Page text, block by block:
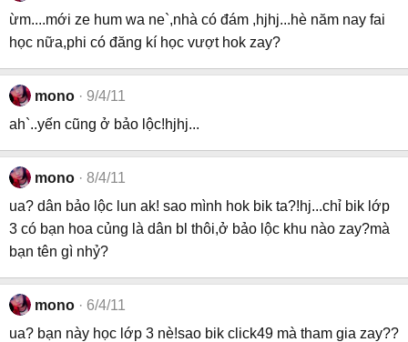
ừm....mới ze hum wa ne`,nhà có đám ,hjhj...hè năm nay fai
học nữa,phi có đăng kí học vượt hok zay?
mono
9/4/11
ah`..yến cũng ở bảo lộc!hjhj...
mono
8/4/11
ua? dân bảo lộc lun ak! sao mình hok bik ta?!hj...chỉ bik lớp
3 có bạn hoa củng là dân bl thôi,ở bảo lộc khu nào zay?mà
bạn tên gì nhỷ?
mono
6/4/11
ua? bạn này học lớp 3 nè!sao bik click49 mà tham gia zay??